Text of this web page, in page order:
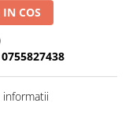
COS
0755827438